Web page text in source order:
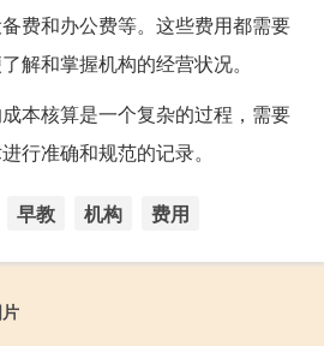
费和办公费等。这些费用都需要
解和掌握机构的经营状况。
本核算是一个复杂的过程，需要
行准确和规范的记录。
早教 机构 费用